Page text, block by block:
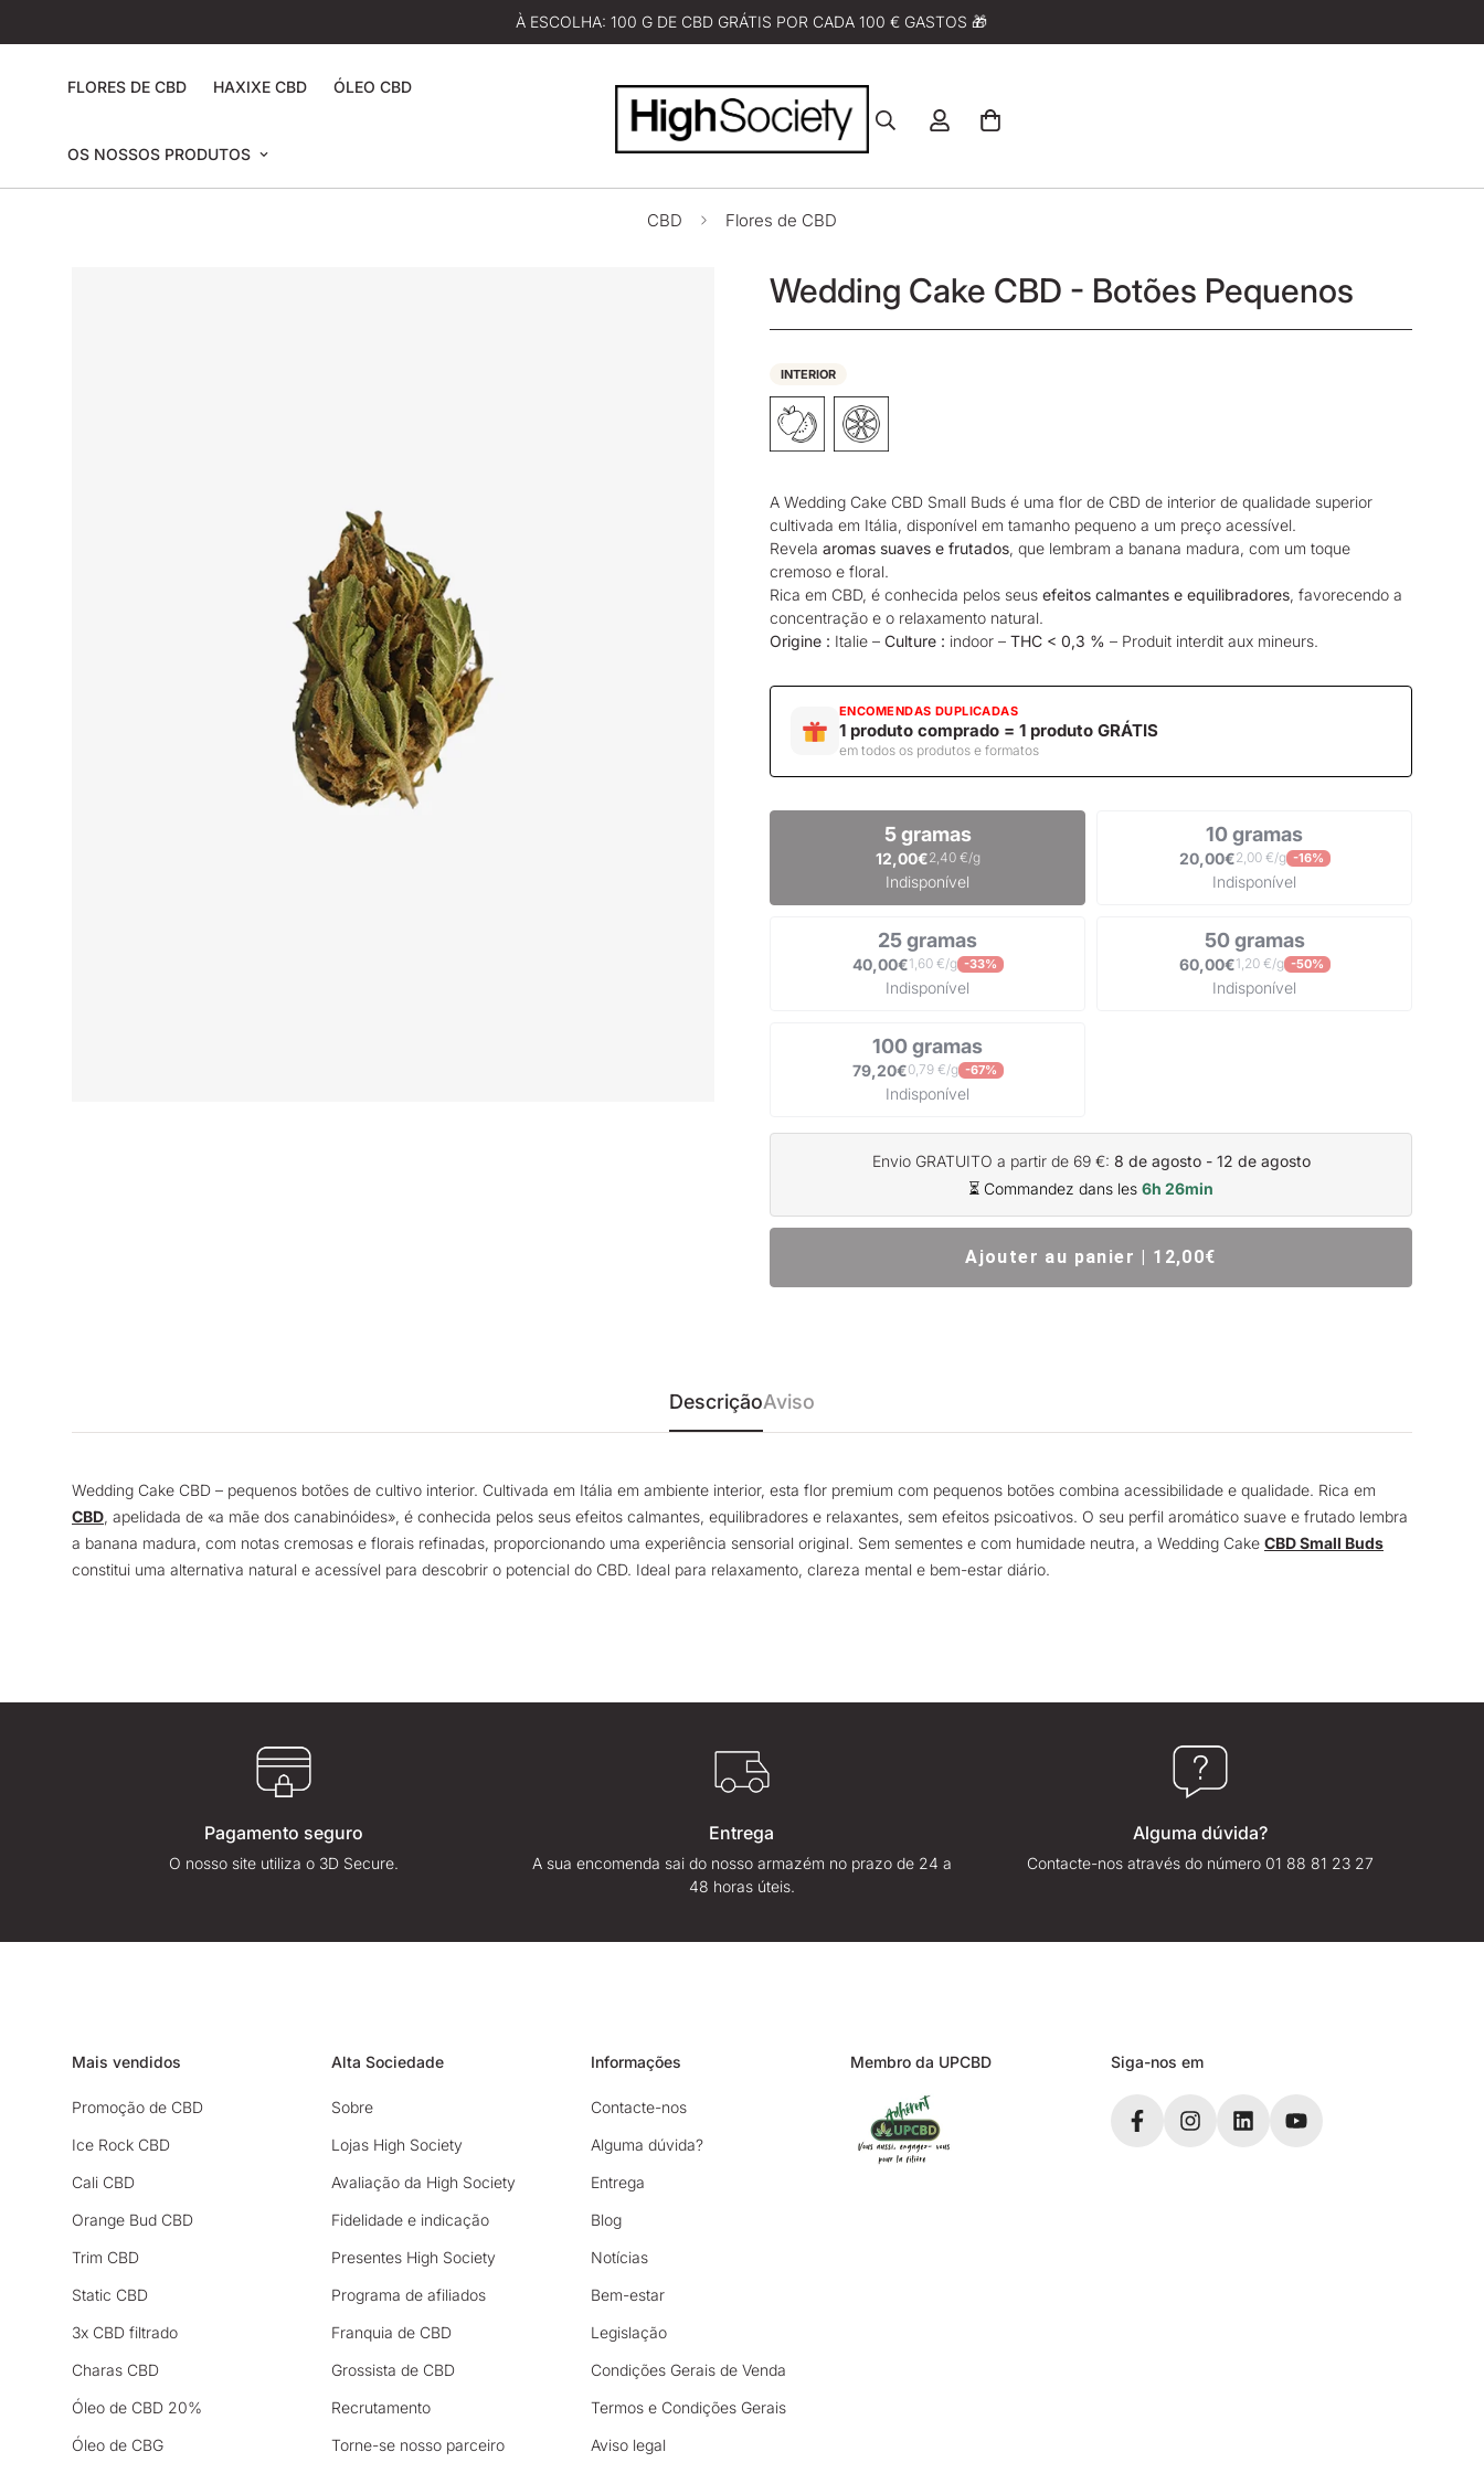
À ESCOLHA: 100 G DE CBD GRÁTIS POR CADA 100 € GASTOS 🎁
FLORES DE CBD HAXIXE CBD ÓLEO CBD
OS NOSSOS PRODUTOS
CBD Flores de CBD
Wedding Cake CBD - Botões Pequenos
INTERIOR
A Wedding Cake CBD Small Buds é uma flor de CBD de interior de qualidade superior
cultivada em Itália, disponível em tamanho pequeno a um preço acessível.
Revela aromas suaves e frutados, que lembram a banana madura, com um toque
cremoso e floral.
Rica em CBD, é conhecida pelos seus efeitos calmantes e equilibradores, favorecendo a
concentração e o relaxamento natural.
Origine : Italie – Culture : indoor – THC < 0,3 % – Produit interdit aux mineurs.
ENCOMENDAS DUPLICADAS
1 produto comprado = 1 produto GRÁTIS
em todos os produtos e formatos
5 gramas
12,00€2,40 €/g
Indisponível
10 gramas
20,00€2,00 €/g -16%
Indisponível
25 gramas
40,00€1,60 €/g -33%
Indisponível
50 gramas
60,00€1,20 €/g -50%
Indisponível
100 gramas
79,20€0,79 €/g -67%
Indisponível
Envio GRATUITO a partir de 69 €: 8 de agosto - 12 de agosto
⏳ Commandez dans les 6h 26min
Ajouter au panier | 12,00€
DescriçãoAviso
Wedding Cake CBD – pequenos botões de cultivo interior. Cultivada em Itália em ambiente interior, esta flor premium com pequenos botões combina acessibilidade e qualidade. Rica em
CBD, apelidada de «a mãe dos canabinóides», é conhecida pelos seus efeitos calmantes, equilibradores e relaxantes, sem efeitos psicoativos. O seu perfil aromático suave e frutado lembra
a banana madura, com notas cremosas e florais refinadas, proporcionando uma experiência sensorial original. Sem sementes e com humidade neutra, a Wedding Cake CBD Small Buds
constitui uma alternativa natural e acessível para descobrir o potencial do CBD. Ideal para relaxamento, clareza mental e bem-estar diário.
Pagamento seguro
O nosso site utiliza o 3D Secure.
Entrega
A sua encomenda sai do nosso armazém no prazo de 24 a
48 horas úteis.
Alguma dúvida?
Contacte-nos através do número 01 88 81 23 27
Mais vendidos
Promoção de CBD
Ice Rock CBD
Cali CBD
Orange Bud CBD
Trim CBD
Static CBD
3x CBD filtrado
Charas CBD
Óleo de CBD 20%
Óleo de CBG
Alta Sociedade
Sobre
Lojas High Society
Avaliação da High Society
Fidelidade e indicação
Presentes High Society
Programa de afiliados
Franquia de CBD
Grossista de CBD
Recrutamento
Torne-se nosso parceiro
Informações
Contacte-nos
Alguma dúvida?
Entrega
Blog
Notícias
Bem-estar
Legislação
Condições Gerais de Venda
Termos e Condições Gerais
Aviso legal
Membro da UPCBD Siga-nos em